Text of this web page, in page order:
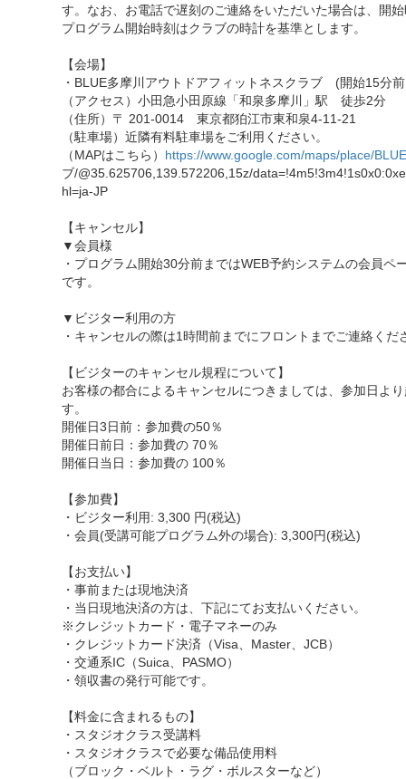
す。なお、お電話で遅刻のご連絡をいただいた場合は、開
プログラム開始時刻はクラブの時計を基準とします。
【会場】
・BLUE多摩川アウトドアフィットネスクラブ (開始15分
（アクセス）小田急小田原線「和泉多摩川」駅 徒歩2分
（住所）〒 201-0014 東京都狛江市東和泉4-11-21
（駐車場）近隣有料駐車場をご利用ください。
（MAPはこちら） https://www.google.com/maps/place/BLUE
ブ/@35.625706,139.572206,15z/
hl=ja-JP
【キャンセル】
▼会員様
・プログラム開始30分前まではWEB予約システムの会員
です。
▼ビジター利用の方
・キャンセルの際は1時間前までにフロントまでご連絡くだ
【ビジターのキャンセル規程について】
お客様の都合によるキャンセルにつきましては、参加日よ
す。
開催日3日前：参加費の50％
開催日前日：参加費の 70％
開催日当日：参加費の 100％
【参加費】
・ビジター利用: 3,300 円(税込)
・会員(受講可能プログラム外の場合): 3,300円(税込)
【お支払い】
・事前または現地決済
・当日現地決済の方は、下記にてお支払いください。
※クレジットカード・電子マネーのみ
・クレジットカード決済（Visa、Master、JCB）
・交通系IC（Suica、PASMO）
・領収書の発行可能です。
【料金に含まれるもの】
・スタジオクラス受講料
・スタジオクラスで必要な備品使用料
（ブロック・ベルト・ラグ・ボルスターなど）